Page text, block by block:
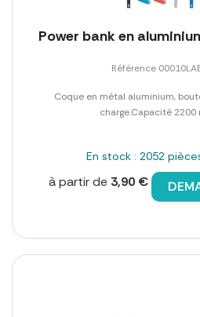
Power bank en
Référence
Coque en métal aluminium,
charge.Capacité 2200
En stock : 2052
à partir de 3,90 €